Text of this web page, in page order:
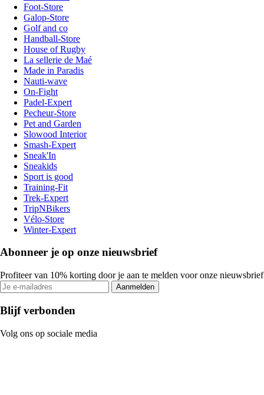
Foot-Store
Galop-Store
Golf and co
Handball-Store
House of Rugby
La sellerie de Maé
Made in Paradis
Nauti-wave
On-Fight
Padel-Expert
Pecheur-Store
Pet and Garden
Slowood Interior
Smash-Expert
Sneak'In
Sneakids
Sport is good
Training-Fit
Trek-Expert
TripNBikers
Vélo-Store
Winter-Expert
Abonneer je op onze nieuwsbrief
Profiteer van 10% korting door je aan te melden voor onze nieuwsbrief
Aanmelden
Blijf verbonden
Volg ons op sociale media